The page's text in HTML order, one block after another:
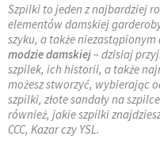
Szpilki to jeden z najbardziej
elementów damskiej
szyku, a także
modzie damskiej– dzisiaj
szpilek, ich historii, a także
możesz stworzyć, wybierając
szpilki, złote sandały na
również, jakie szpilki
CCC, Kazar czy YSL.